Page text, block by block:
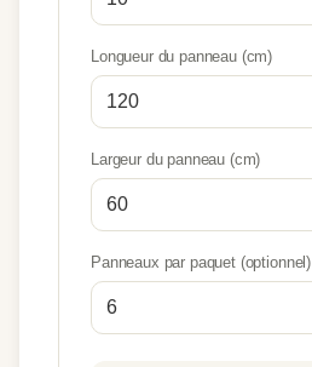
Longueur du panneau (cm)
Largeur du panneau (cm)
Panneaux par paquet (optionnel)